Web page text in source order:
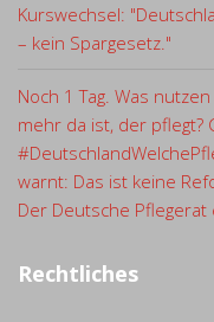
Kurswechsel:
– kein Spargesetz."
Noch 1 Tag. Was
mehr da ist, der pflegt?
warnt: Das ist keine
Der Deutsche Pflegerat
Rechtliches